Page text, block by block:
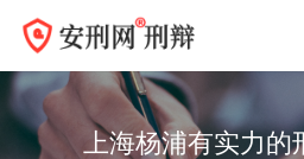
上海杨浦有实力